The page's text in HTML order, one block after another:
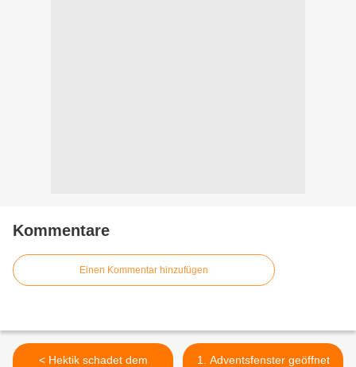
Kommentare
Einen Kommentar hinzufügen
< Hektik schadet dem
1. Adventsfenster geöffnet